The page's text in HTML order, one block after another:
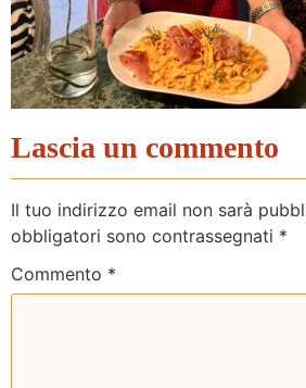
Lascia un commento
Il tuo indirizzo email non sarà
obbligatori sono contrassegnati *
Commento *